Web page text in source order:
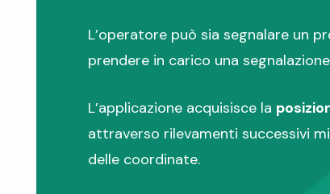
L’operatore può sia segnalare un
prendere in carico una
L’applicazione acquisisce la
attraverso rilevamenti successivi
delle coordinate.